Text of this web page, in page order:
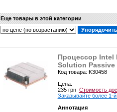
Еще товары в этой категории
Процессор Intel
Solution Passive
Код товара: K30458
Цена:
235 грн Стоимость
Заказывайте более 1-
Аннотация